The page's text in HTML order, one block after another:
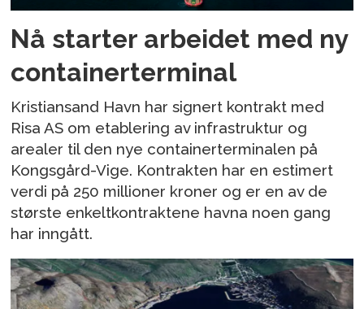
Nå starter arbeidet med ny
containerterminal
Kristiansand Havn har signert kontrakt med
Risa AS om etablering av infrastruktur og
arealer til den nye containerterminalen på
Kongsgård-Vige. Kontrakten har en estimert
verdi på 250 millioner kroner og er en av de
største enkeltkontraktene havna noen gang
har inngått.